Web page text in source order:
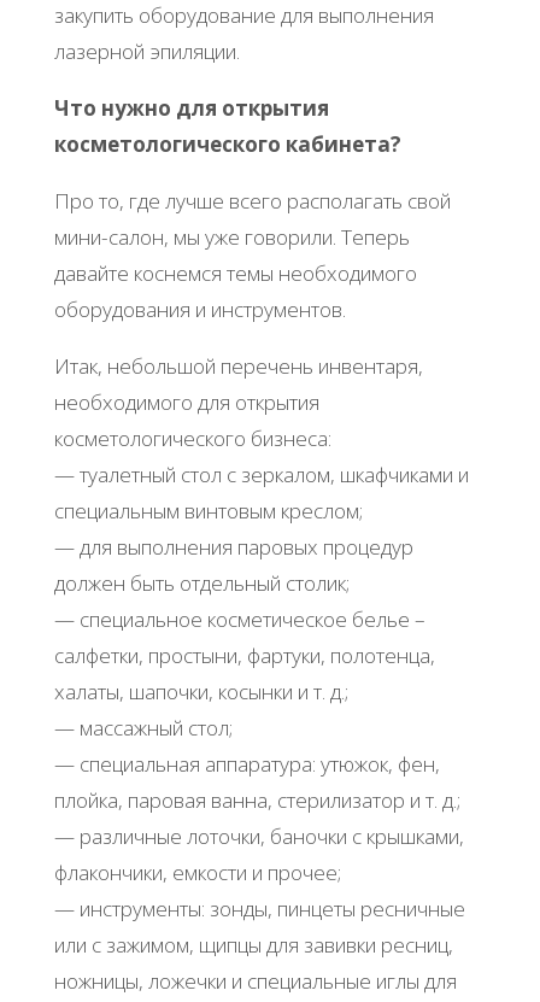
закупить оборудование для выполнения
лазерной эпиляции.
Что нужно для открытия
косметологического кабинета?
Про то, где лучше всего располагать свой
мини-салон, мы уже говорили. Теперь
давайте коснемся темы необходимого
оборудования и инструментов.
Итак, небольшой перечень инвентаря,
необходимого для открытия
косметологического бизнеса:
— туалетный стол с зеркалом, шкафчиками и
специальным винтовым креслом;
— для выполнения паровых процедур
должен быть отдельный столик;
— специальное косметическое белье –
салфетки, простыни, фартуки, полотенца,
халаты, шапочки, косынки и т. д.;
— массажный стол;
— специальная аппаратура: утюжок, фен,
плойка, паровая ванна, стерилизатор и т. д.;
— различные лоточки, баночки с крышками,
флакончики, емкости и прочее;
— инструменты: зонды, пинцеты ресничные
или с зажимом, щипцы для завивки ресниц,
ножницы, ложечки и специальные иглы для